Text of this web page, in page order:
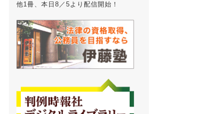
他1冊、本日8／5より配信開始！